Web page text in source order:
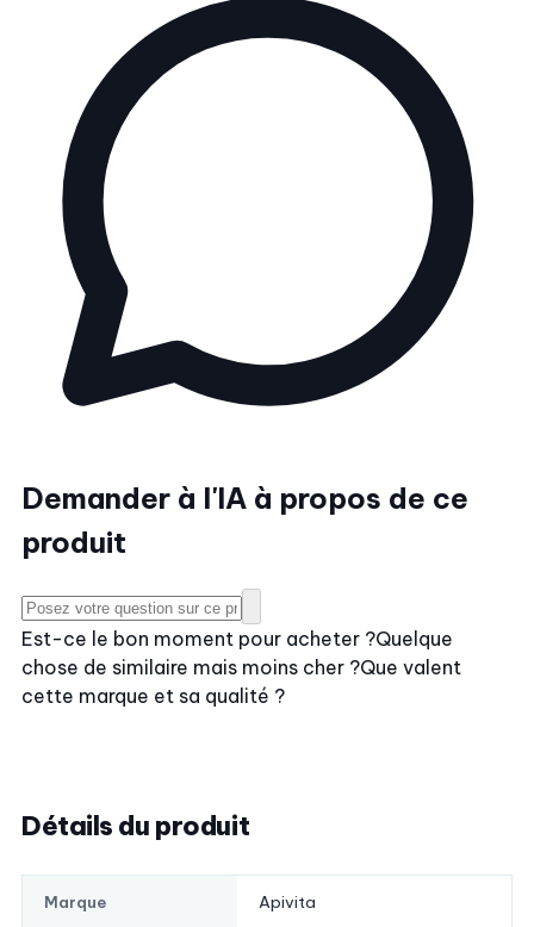
Demander à l'IA à propos de ce
produit
Est-ce le bon moment pour acheter ?Quelque
chose de similaire mais moins cher ?Que valent
cette marque et sa qualité ?
Détails du produit
Marque Apivita